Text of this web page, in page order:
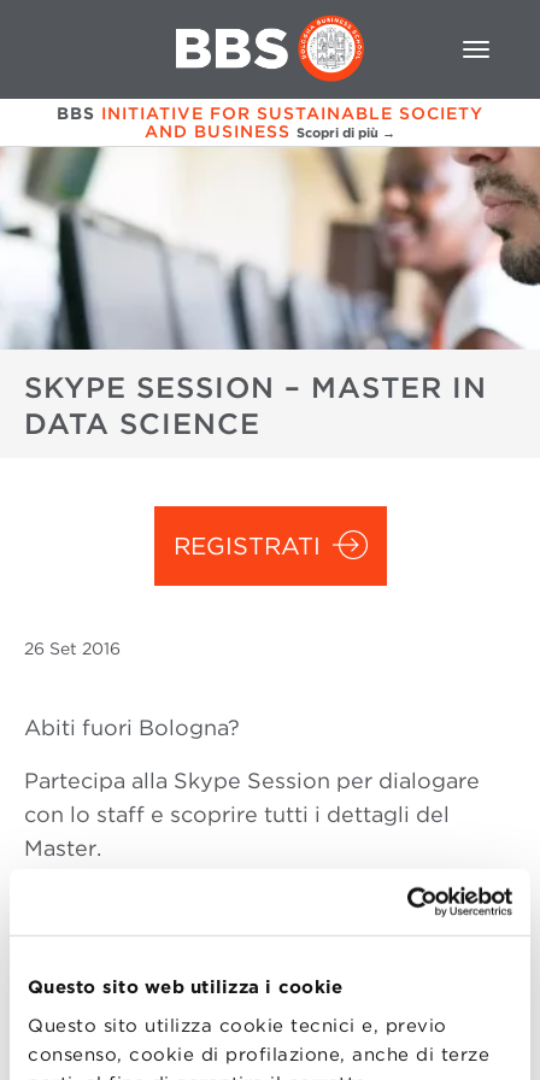
Questo sito web utilizza i cookie
Questo sito utilizza cookie tecnici e, previo
consenso, cookie di profilazione, anche di terze
BBS INITIATIVE FOR SUSTAINABLE SOCIETY
AND BUSINESS Scopri di più →
SKYPE SESSION – MASTER IN
DATA SCIENCE
REGISTRATI
26 Set 2016
Abiti fuori Bologna?
Partecipa alla Skype Session per dialogare
con lo staff e scoprire tutti i dettagli del
Master.
La Skype Session offre la possibilità ai
impossibilitati a visitare la Scuola di persona,
di confrontarsi in una sessione privata con lo
staff di BBS. Un’occasione per trovare